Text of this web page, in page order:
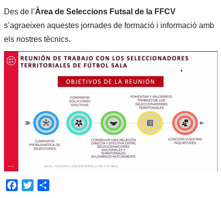
Des de l’Àrea de Seleccions Futsal de la FFCV
s’agraeixen aquestes jornades de formació i informació amb
els nostres tècnics.
Facebook
Twitter